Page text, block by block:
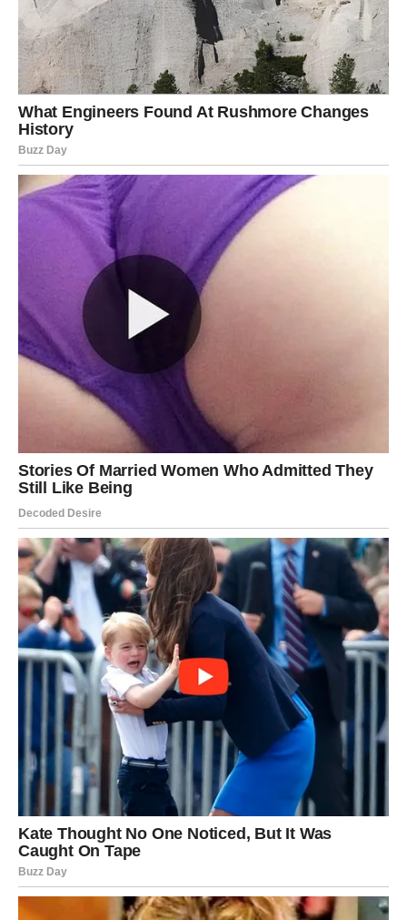
Redovna njega odjeće igra važnu ulogu u sprječavanju
ovakvih kvarova. Česta pranja i peglanja, posebno kod istih
komada odjeće, dovode do bržeg trošenja. Zato je važno
pridržavati se preporuka o pranju i skladištenju
nježne cikluse, kvalitetne vješalice i izbjegavati pretjeranu
upotrebu jakih deterdženata. Time se produžava životni vijek
tkanine i zatvarača.
Kako navodi
, navike potrošača u Srbiji sve se više
mijenjaju pod uticajem globalnih trendova održive mode.
Građani postaju svjesni da bacanje odjeće pri najmanjem
oštećenju doprinosi stvaranju tekstilnog otpada, koji je jedan od
najvećih ekoloških problema današnjice. Upravo zbog toga
raste interesovanje za radionice i savjete o jednostavnim
popravkama.
da svaka kuća ima nekoga ko zna zakrpiti rupu ili promijeniti
patent. Danas se te vještine polako gube, ali s povratkom
koncepta „sporije mode“ vraća se i ideja da odjeća treba trajati.
Time se ne samo štedi novac, nego i gradi drugačiji odnos
prema stvarima koje nosimo – one postaju vrijednije jer u njih
ulažemo trud.
Zanimljivo je da se čak i u obrazovnom sistemu sve više
govori o potrebi za praktičnim znanjima. Prema podacima
Zavoda za statistiku Republike Hrvatske , više od 60%
mladih između 18 i 25 godina priznaje da ne zna promijeniti
dugme ili zakrpiti manju rupu. Ovakvi podaci ukazuju na to da
bi vraćanje osnovnih znanja šivanja i popravki u škole moglo
imati višestruku korist – od ekonomske, pa do ekološke.
Dakle, sljedeći put kada vam se zatvarač pokvari u
najnezgodnijem trenutku, umjesto da odjeću odbacite, vrijedi